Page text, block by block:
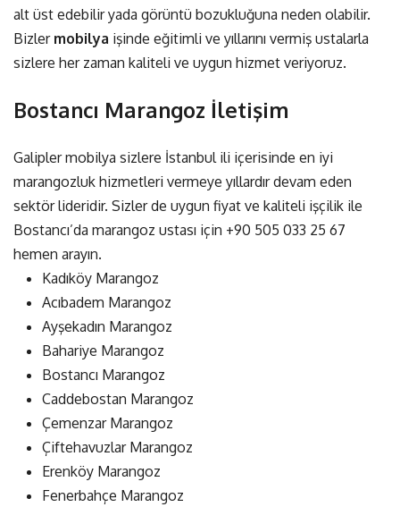
alt üst edebilir yada görüntü bozukluğuna neden olabilir.
Bizler mobilya işinde eğitimli ve yıllarını vermiş ustalarla
sizlere her zaman kaliteli ve uygun hizmet veriyoruz.
Bostancı Marangoz İletişim
Galipler mobilya sizlere İstanbul ili içerisinde en iyi
marangozluk hizmetleri vermeye yıllardır devam eden
sektör lideridir. Sizler de uygun fiyat ve kaliteli işçilik ile
Bostancı’da marangoz ustası için +90 505 033 25 67
hemen arayın.
Kadıköy Marangoz
Acıbadem Marangoz
Ayşekadın Marangoz
Bahariye Marangoz
Bostancı Marangoz
Caddebostan Marangoz
Çemenzar Marangoz
Çiftehavuzlar Marangoz
Erenköy Marangoz
Fenerbahçe Marangoz